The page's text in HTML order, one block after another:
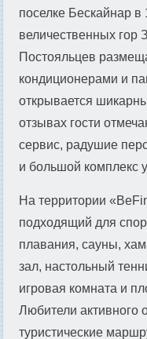
поселке Бескайнар
величественных гор
Постояльцев
кондиционерами и
открывается
отзывах гости
сервис, радушие
и большой комплекс
На территории
подходящий для
плавания, сауны,
зал, настольный
игровая комната и
Любители активного
туристические